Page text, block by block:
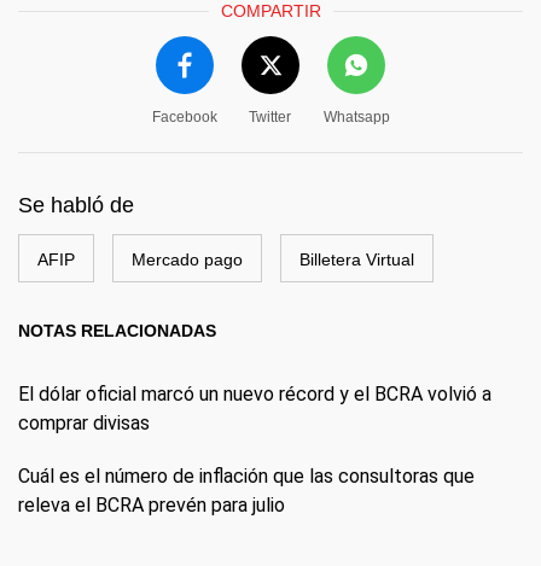
COMPARTIR
Facebook Twitter Whatsapp
Se habló de
AFIP Mercado pago Billetera Virtual
NOTAS RELACIONADAS
El dólar oficial marcó un nuevo récord y el BCRA volvió a
comprar divisas
Cuál es el número de inflación que las consultoras que
releva el BCRA prevén para julio